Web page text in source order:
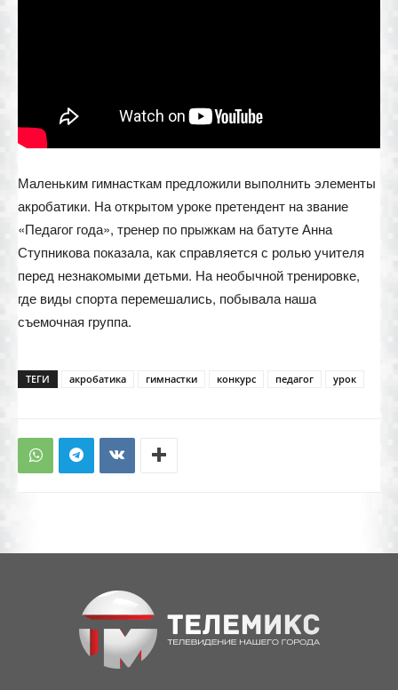
Маленьким гимнасткам предложили выполнить элементы
акробатики. На открытом уроке претендент на звание
«Педагог года», тренер по прыжкам на батуте Анна
Ступникова показала, как справляется с ролью учителя
перед незнакомыми детьми. На необычной тренировке,
где виды спорта перемешались, побывала наша
съемочная группа.
ТЕГИ акробатика гимнастки конкурс педагог урок